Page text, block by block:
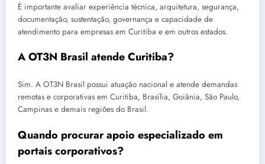
É importante avaliar experiência técnica, arquitetura, segurança,
documentação, sustentação, governança e capacidade de
atendimento para empresas em Curitiba e em outros estados.
A OT3N Brasil atende Curitiba?
Sim. A OT3N Brasil possui atuação nacional e atende demandas
remotas e corporativas em Curitiba, Brasília, Goiânia, São Paulo,
Campinas e demais regiões do Brasil.
Quando procurar apoio especializado em
portais corporativos?